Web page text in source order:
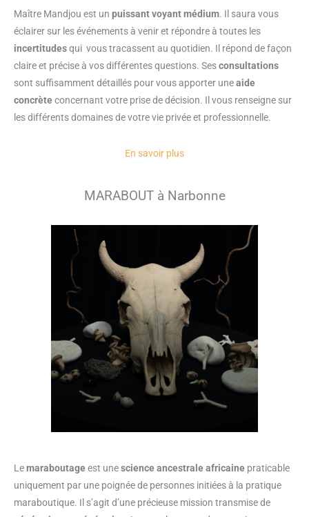
Maître Mandjou est un puissantvoyantmédium. Il saura vous
éclairer sur les événements à venir et répondre à toutes les
incertitudesqui vous tracassent au quotidien. Il répond de façon
claire et précise à vos différentes questions. Sesconsultations
sont suffisamment détaillés pour vous apporter uneaide
concrèteconcernant votre prise de décision. Il vous renseigne sur
les différents domaines de votre vie privée et professionnelle.
En savoir plus
MARABOUT à Narbonne
Lemaraboutageest unescience ancestraleafricaine praticable
uniquement par une poignée de personnes initiées à la pratique
maraboutique. Il s’agit d’une précieuse mission transmise de